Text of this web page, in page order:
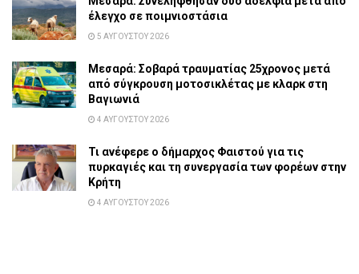
έλεγχο σε ποιμνιοστάσια
5 ΑΥΓΟΎΣΤΟΥ 2026
Μεσαρά: Σοβαρά τραυματίας 25χρονος μετά
από σύγκρουση μοτοσικλέτας με κλαρκ στη
Βαγιωνιά
4 ΑΥΓΟΎΣΤΟΥ 2026
Τι ανέφερε ο δήμαρχος Φαιστού για τις
πυρκαγιές και τη συνεργασία των φορέων στην
Κρήτη
4 ΑΥΓΟΎΣΤΟΥ 2026